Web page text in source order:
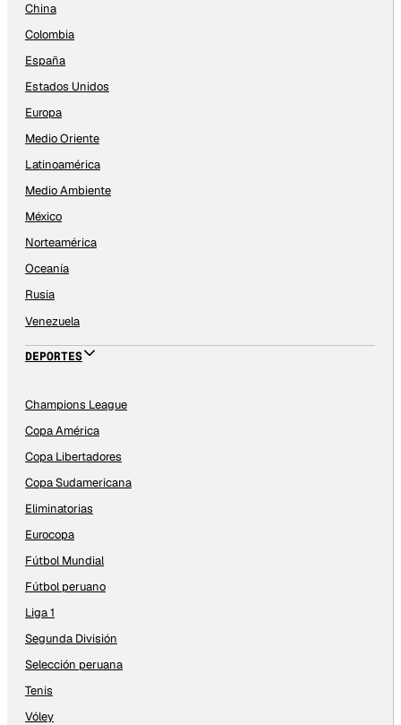
China
Colombia
España
Estados Unidos
Europa
Medio Oriente
Latinoamérica
Medio Ambiente
México
Norteamérica
Oceanía
Rusia
Venezuela
DEPORTES
Champions League
Copa América
Copa Libertadores
Copa Sudamericana
Eliminatorias
Eurocopa
Fútbol Mundial
Fútbol peruano
Liga 1
Segunda División
Selección peruana
Tenis
Vóley